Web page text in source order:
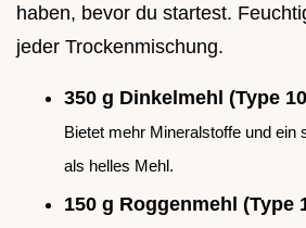
haben, bevor du startest.
jeder Trockenmischung.
350 g Dinkelmehl (Type
Bietet mehr Mineralstoffe und ein
als helles Mehl.
150 g Roggenmehl (Type